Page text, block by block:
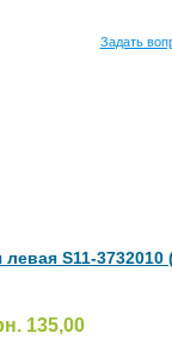
Задать
S11-3732010
135,00